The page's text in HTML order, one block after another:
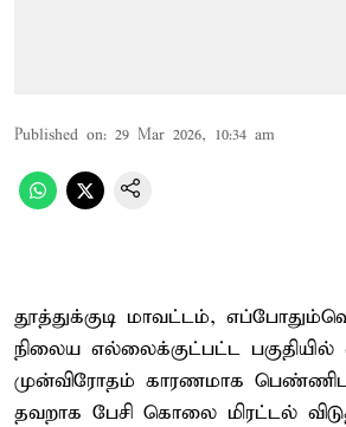
Published on: 29 Mar 2026, 10:34 am
தூத்துக்குடி மாவட்டம்,
நிலைய எல்லைக்குட்பட்ட பகுதியில்
முன்விரோதம் காரணமாக
தவறாக பேசி கொலை மிரட்டல்